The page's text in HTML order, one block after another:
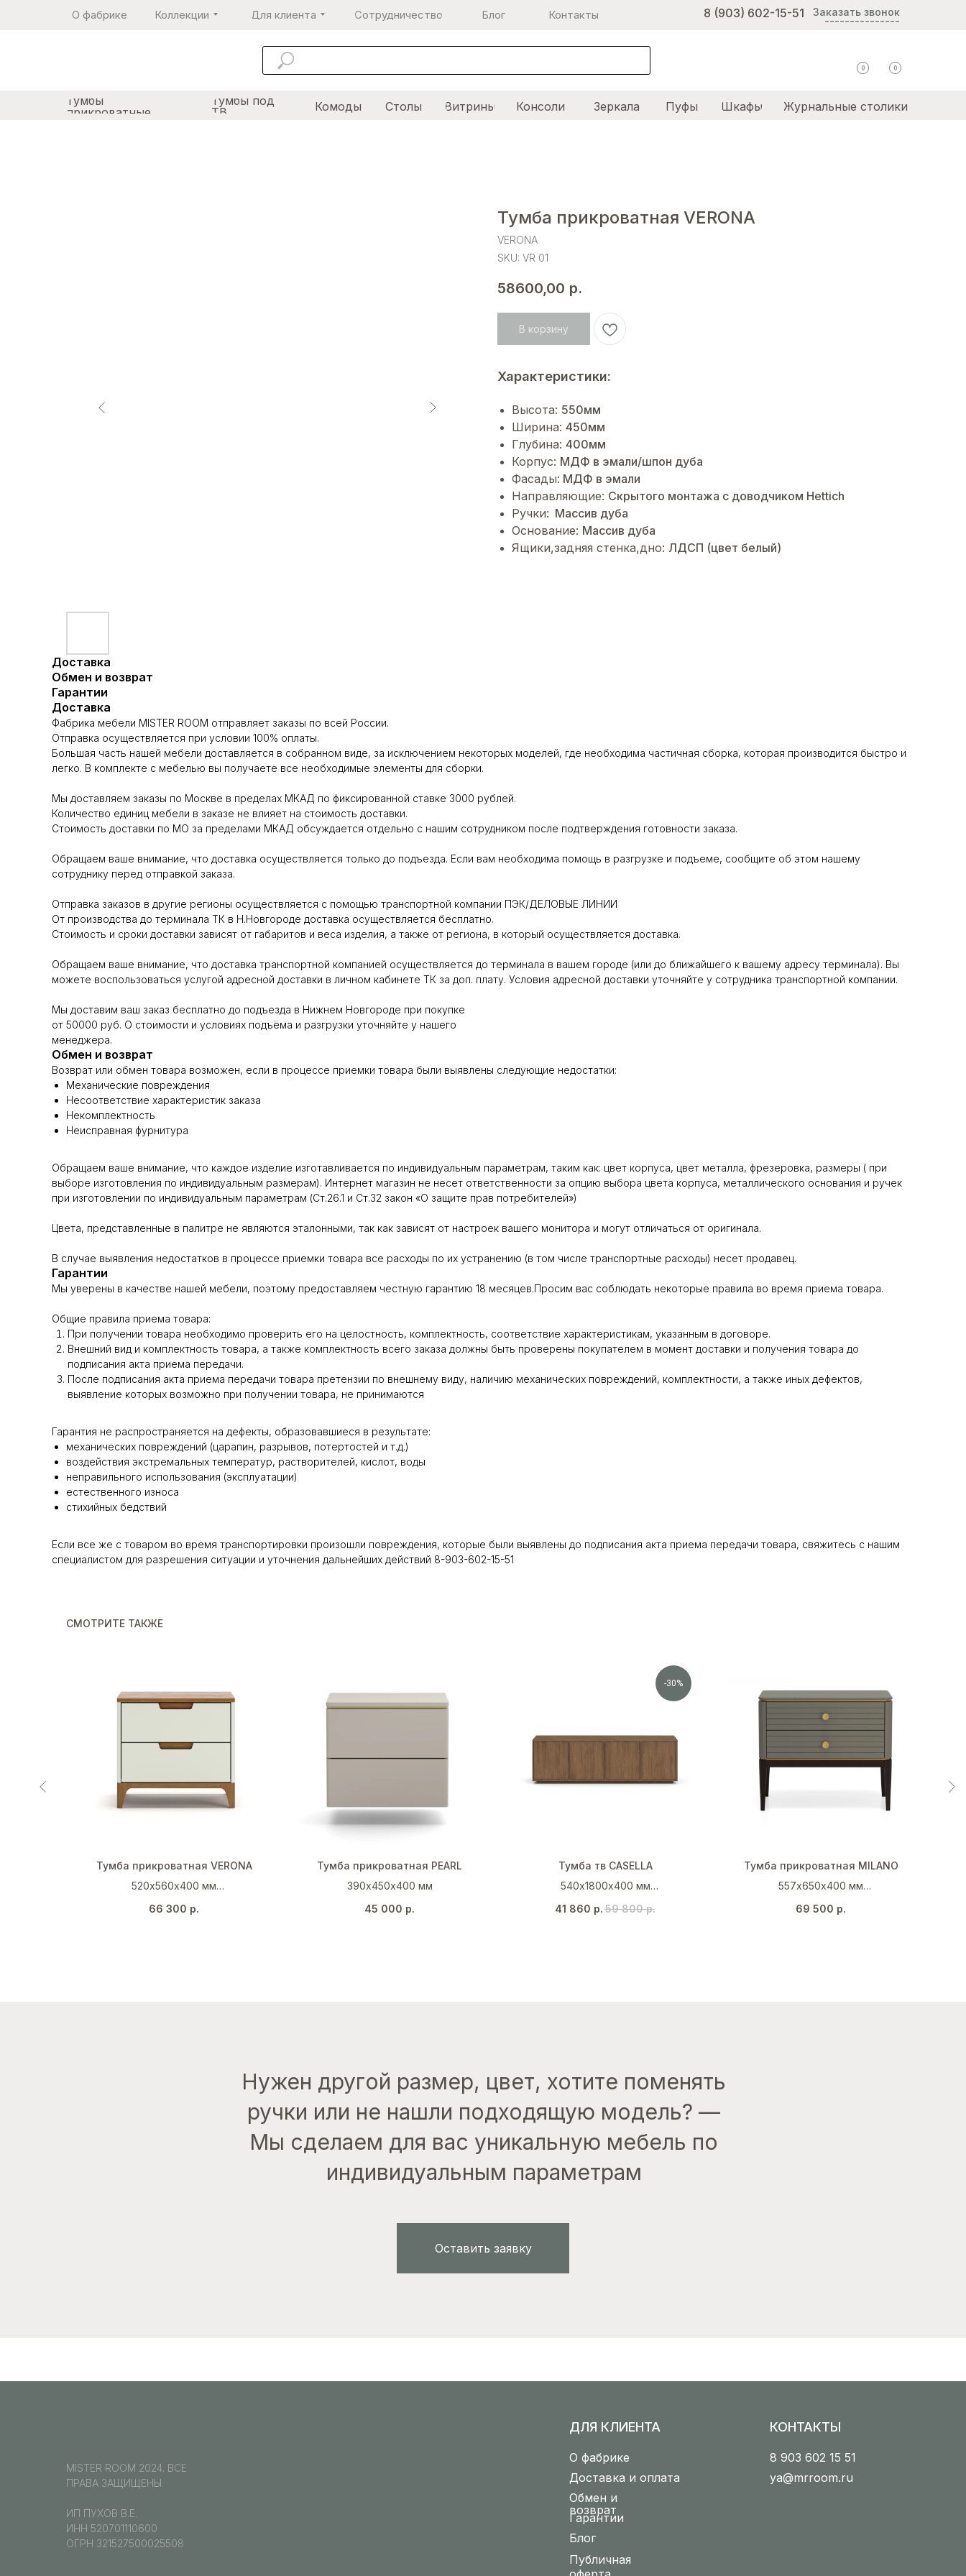
8 (903) 602-15-51 Заказать звонок
---------------
О фабрике Коллекции Для клиента Сотрудничество Контакты
Блог
Тумбы
прикроватные
Тумбы под
ТВ
Комоды Столы Витрины Консоли Зеркала Пуфы Журнальные столики
Шкафы
0 0
Тумба прикроватная VERONA
VERONA
SKU: VR 01
58600,00 р.
В корзину
Характеристики:
Высота: 550мм
Ширина: 450мм
Глубина: 400мм
Корпус: МДФ в эмали/шпон дуба
Фасады: МДФ в эмали
Направляющие: Cкрытого монтажа с доводчиком Hettich
Ручки: Массив дуба
Основание: Массив дуба
Ящики,задняя стенка,дно: ЛДСП (цвет белый)
Доставка
Обмен и возврат
Гарантии
Доставка
Фабрика мебели MISTER ROOM отправляет заказы по всей России.
Отправка осуществляется при условии 100% оплаты.
Большая часть нашей мебели доставляется в собранном виде, за исключением некоторых моделей, где необходима частичная сборка, которая производится быстро и
легко. В комплекте с мебелью вы получаете все необходимые элементы для сборки.
Мы доставляем заказы по Москве в пределах МКАД по фиксированной ставке 3000 рублей.
Количество единиц мебели в заказе не влияет на стоимость доставки.
Стоимость доставки по МО за пределами МКАД обсуждается отдельно с нашим сотрудником после подтверждения готовности заказа.
Обращаем ваше внимание, что доставка осуществляется только до подъезда. Если вам необходима помощь в разгрузке и подъеме, сообщите об этом нашему
сотруднику перед отправкой заказа.
Отправка заказов в другие регионы осуществляется с помощью транспортной компании ПЭК/ДЕЛОВЫЕ ЛИНИИ
От производства до терминала ТК в Н.Новгороде доставка осуществляется бесплатно.
Стоимость и сроки доставки зависят от габаритов и веса изделия, а также от региона, в который осуществляется доставка.
Обращаем ваше внимание, что доставка транспортной компанией осуществляется до терминала в вашем городе (или до ближайшего к вашему адресу терминала). Вы
можете воспользоваться услугой адресной доставки в личном кабинете ТК за доп. плату. Условия адресной доставки уточняйте у сотрудника транспортной компании.
Мы доставим ваш заказ бесплатно до подъезда в Нижнем Новгороде при покупке
от 50000 руб. О стоимости и условиях подъёма и разгрузки уточняйте у нашего
менеджера.
Обмен и возврат
Возврат или обмен товара возможен, если в процессе приемки товара были выявлены следующие недостатки:
Механические повреждения
Несоответствие характеристик заказа
Некомплектность
Неисправная фурнитура
Обращаем ваше внимание, что каждое изделие изготавливается по индивидуальным параметрам, таким как: цвет корпуса, цвет металла, фрезеровка, размеры ( при
выборе изготовления по индивидуальным размерам). Интернет магазин не несет ответственности за опцию выбора цвета корпуса, металлического основания и ручек
при изготовлении по индивидуальным параметрам (Ст.26.1 и Ст.32 закон «О защите прав потребителей»)
Цвета, представленные в палитре не являются эталонными, так как зависят от настроек вашего монитора и могут отличаться от оригинала.
В случае выявления недостатков в процессе приемки товара все расходы по их устранению (в том числе транспортные расходы) несет продавец.
Гарантии
Мы уверены в качестве нашей мебели, поэтому предоставляем честную гарантию 18 месяцев.Просим вас соблюдать некоторые правила во время приема товара.
Общие правила приема товара:
При получении товара необходимо проверить его на целостность, комплектность, соответствие характеристикам, указанным в договоре.
Внешний вид и комплектность товара, а также комплектность всего заказа должны быть проверены покупателем в момент доставки и получения товара до
подписания акта приема передачи.
После подписания акта приема передачи товара претензии по внешнему виду, наличию механических повреждений, комплектности, а также иных дефектов,
выявление которых возможно при получении товара, не принимаются
Гарантия не распространяется на дефекты, образовавшиеся в результате:
механических повреждений (царапин, разрывов, потертостей и т.д.)
воздействия экстремальных температур, растворителей, кислот, воды
неправильного использования (эксплуатации)
естественного износа
стихийных бедствий
Если все же с товаром во время транспортировки произошли повреждения, которые были выявлены до подписания акта приема передачи товара, свяжитесь с нашим
специалистом для разрешения ситуации и уточнения дальнейших действий 8-903-602-15-51
СМОТРИТЕ ТАКЖЕ
Тумба прикроватная VERONA
520х560х400 мм
Натуральный дуб
66 300 р.
Тумба прикроватная PEARL
390х450х400 мм
45 000 р.
-30%
Тумба тв CASELLA
540х1800х400 мм
41 860 р. 59 800 р.
Тумба прикроватная MILANO
557х650х400 мм
Венге
69 500 р.
Нужен другой размер, цвет, хотите поменять
ручки или не нашли подходящую модель? —
Мы сделаем для вас уникальную мебель по
индивидуальным параметрам
Оставить заявку
Блог
Гарантии
ИП ПУХОВ В.Е.
ИНН 520701110600
ОГРН 321527500025508
MISTER ROOM 2024. ВСЕ
ПРАВА ЗАЩИЩЕНЫ
Обмен и
возврат
Доставка и оплата
О фабрике
ДЛЯ КЛИЕНТА
Публичная
КОНТАКТЫ
8 903 602 15 51
ya@mrroom.ru